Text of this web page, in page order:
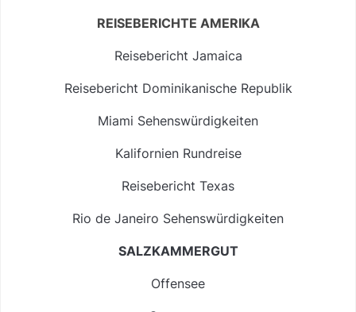
REISEBERICHTE AMERIKA
Reisebericht Jamaica
Reisebericht Dominikanische Republik
Miami Sehenswürdigkeiten
Kalifornien Rundreise
Reisebericht Texas
Rio de Janeiro Sehenswürdigkeiten
SALZKAMMERGUT
Offensee